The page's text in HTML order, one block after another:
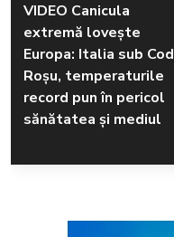
VIDEO Canicula
extremă lovește
Europa: Italia sub Cod
Roșu, temperaturile
record pun în pericol
sănătatea și mediul